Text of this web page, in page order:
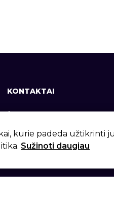
KONTAKTAI
+370 37 337641, +370
info@aivita.lt
Svirbygalos g. 6, Kaunas,
kurie padeda užtikrinti
Sužinoti daugiau